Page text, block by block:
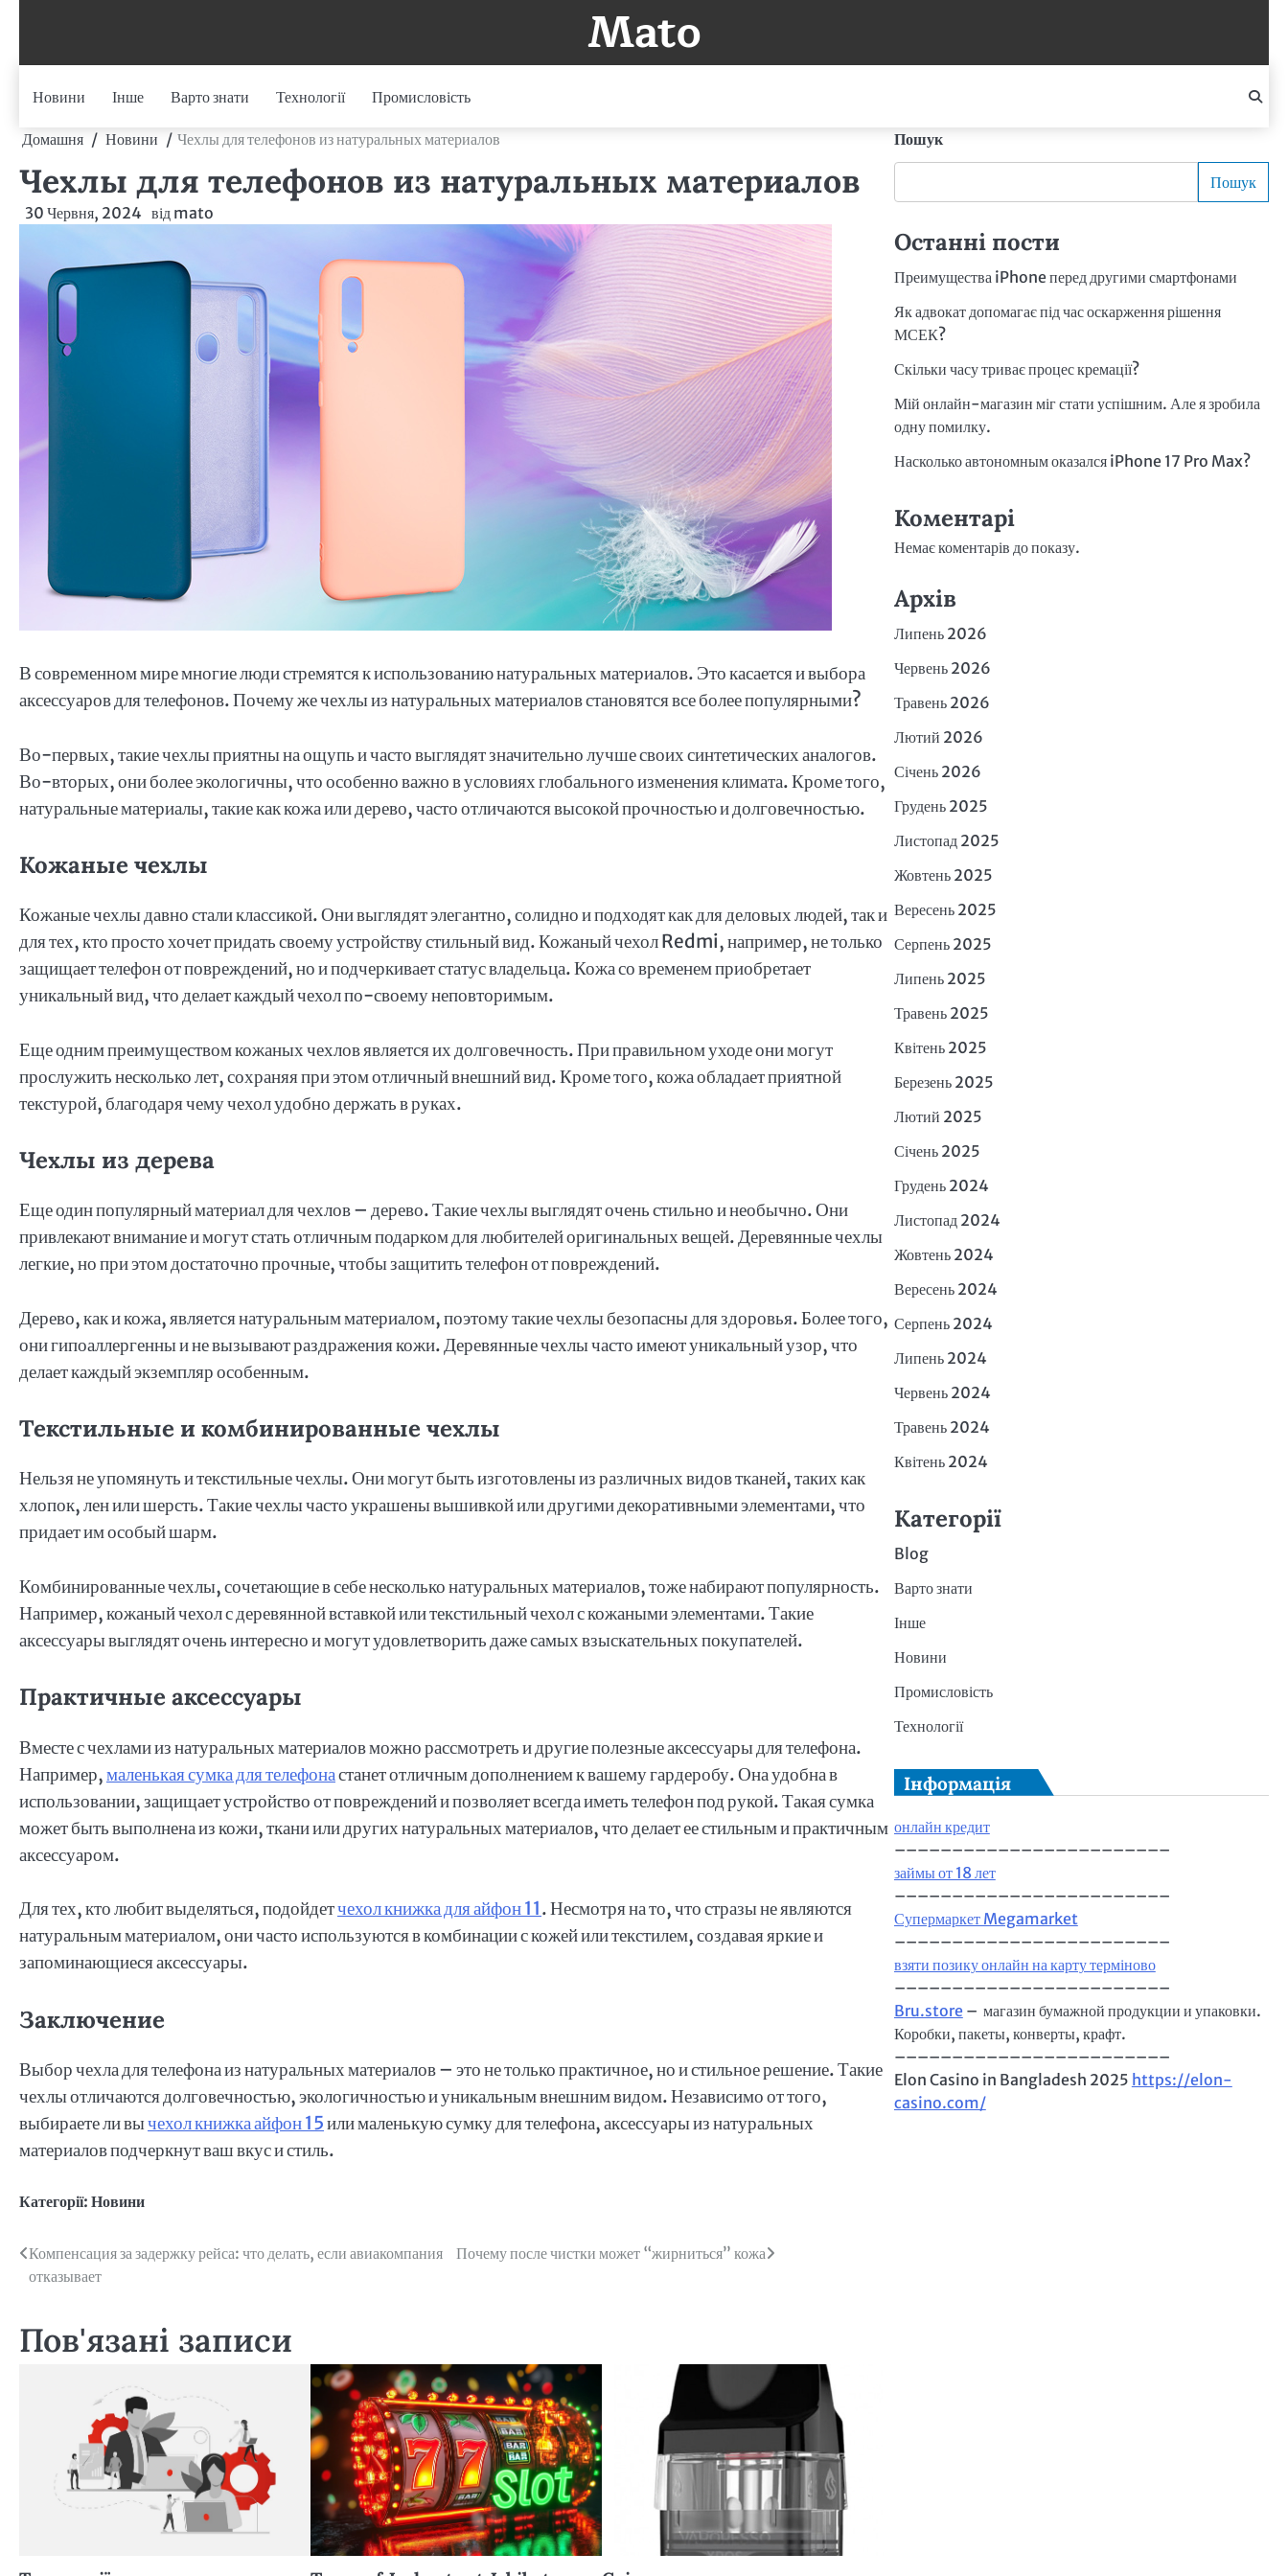
Mato
Новини Інше Варто знати Технології Промисловість
Домашня Новини Чехлы для телефонов из натуральных материалов
Чехлы для телефонов из натуральных материалов
30 Червня, 2024 від mato
В современном мире многие люди стремятся к использованию натуральных материалов. Это касается и выбора
аксессуаров для телефонов. Почему же чехлы из натуральных материалов становятся все более популярными?
Во-первых, такие чехлы приятны на ощупь и часто выглядят значительно лучше своих синтетических аналогов.
Во-вторых, они более экологичны, что особенно важно в условиях глобального изменения климата. Кроме того,
натуральные материалы, такие как кожа или дерево, часто отличаются высокой прочностью и долговечностью.
Кожаные чехлы
Кожаные чехлы давно стали классикой. Они выглядят элегантно, солидно и подходят как для деловых людей, так и
для тех, кто просто хочет придать своему устройству стильный вид. Кожаный чехол Redmi, например, не только
защищает телефон от повреждений, но и подчеркивает статус владельца. Кожа со временем приобретает
уникальный вид, что делает каждый чехол по-своему неповторимым.
Еще одним преимуществом кожаных чехлов является их долговечность. При правильном уходе они могут
прослужить несколько лет, сохраняя при этом отличный внешний вид. Кроме того, кожа обладает приятной
текстурой, благодаря чему чехол удобно держать в руках.
Чехлы из дерева
Еще один популярный материал для чехлов – дерево. Такие чехлы выглядят очень стильно и необычно. Они
привлекают внимание и могут стать отличным подарком для любителей оригинальных вещей. Деревянные чехлы
легкие, но при этом достаточно прочные, чтобы защитить телефон от повреждений.
Дерево, как и кожа, является натуральным материалом, поэтому такие чехлы безопасны для здоровья. Более того,
они гипоаллергенны и не вызывают раздражения кожи. Деревянные чехлы часто имеют уникальный узор, что
делает каждый экземпляр особенным.
Текстильные и комбинированные чехлы
Нельзя не упомянуть и текстильные чехлы. Они могут быть изготовлены из различных видов тканей, таких как
хлопок, лен или шерсть. Такие чехлы часто украшены вышивкой или другими декоративными элементами, что
придает им особый шарм.
Комбинированные чехлы, сочетающие в себе несколько натуральных материалов, тоже набирают популярность.
Например, кожаный чехол с деревянной вставкой или текстильный чехол с кожаными элементами. Такие
аксессуары выглядят очень интересно и могут удовлетворить даже самых взыскательных покупателей.
Практичные аксессуары
Вместе с чехлами из натуральных материалов можно рассмотреть и другие полезные аксессуары для телефона.
Например, маленькая сумка для телефонастанет отличным дополнением к вашему гардеробу. Она удобна в
использовании, защищает устройство от повреждений и позволяет всегда иметь телефон под рукой. Такая сумка
может быть выполнена из кожи, ткани или других натуральных материалов, что делает ее стильным и практичным
аксессуаром.
Для тех, кто любит выделяться, подойдетчехол книжка для айфон 11. Несмотря на то, что стразы не являются
натуральным материалом, они часто используются в комбинации с кожей или текстилем, создавая яркие и
запоминающиеся аксессуары.
Заключение
Выбор чехла для телефона из натуральных материалов – это не только практичное, но и стильное решение. Такие
чехлы отличаются долговечностью, экологичностью и уникальным внешним видом. Независимо от того,
выбираете ли вычехол книжка айфон 15или маленькую сумку для телефона, аксессуары из натуральных
материалов подчеркнут ваш вкус и стиль.
Категорії: Новини
Навігація
записів
Компенсация за задержку рейса: что делать, если авиакомпания
отказывает
Почему после чистки может “жирниться” кожа
Пов'язані записи
Пошук
Пошук
Останні пости
Преимущества iPhone перед другими смартфонами
Як адвокат допомагає під час оскарження рішення
МСЕК?
Скільки часу триває процес кремації?
Мій онлайн-магазин міг стати успішним. Але я зробила
одну помилку.
Насколько автономным оказался iPhone 17 Pro Max?
Коментарі
Немає коментарів до показу.
Архів
Липень 2026
Червень 2026
Травень 2026
Лютий 2026
Січень 2026
Грудень 2025
Листопад 2025
Жовтень 2025
Вересень 2025
Серпень 2025
Липень 2025
Травень 2025
Квітень 2025
Березень 2025
Лютий 2025
Січень 2025
Грудень 2024
Листопад 2024
Жовтень 2024
Вересень 2024
Серпень 2024
Липень 2024
Червень 2024
Травень 2024
Квітень 2024
Категорії
Blog
Варто знати
Інше
Новини
Промисловість
Технології
Інформація
онлайн кредит
––––––––––––––––––––––––
займы от 18 лет
––––––––––––––––––––––––
Супермаркет Megamarket
––––––––––––––––––––––––
взяти позику онлайн на карту терміново
––––––––––––––––––––––––
Bru.store– магазин бумажной продукции и упаковки.
Коробки, пакеты, конверты, крафт.
––––––––––––––––––––––––
Elon Casino in Bangladesh 2025 https://elon-
casino.com/